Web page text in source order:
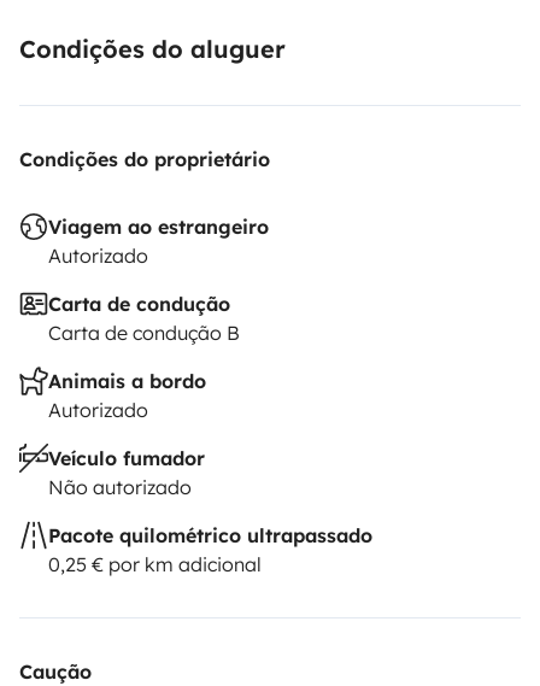
Condições do aluguer
Condições do proprietário
Viagem ao estrangeiro
Autorizado
Carta de condução
Carta de condução B
Animais a bordo
Autorizado
Veículo fumador
Não autorizado
Pacote quilométrico ultrapassado
0,25 € por km adicional
Caução